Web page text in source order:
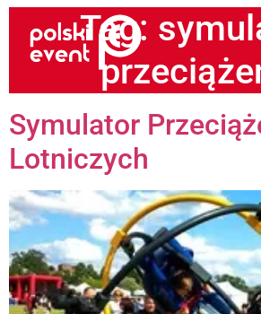
Tag:
Symulator
Lotniczych